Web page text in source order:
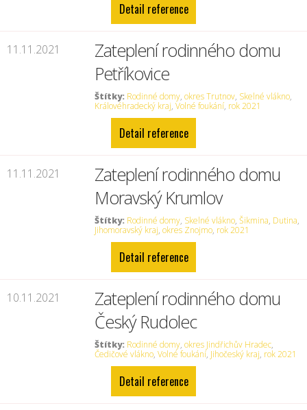
Detail reference
11.11.2021
Zateplení rodinného domu
Petříkovice
Štítky: Rodinné domy,okres Trutnov, Skelné vlákno,
Královéhradecký kraj,Volné foukání, rok 2021
Detail reference
11.11.2021
Zateplení rodinného domu
Moravský Krumlov
Štítky: Rodinné domy, Skelné vlákno,Šikmina, Dutina,
Jihomoravský kraj,okres Znojmo, rok 2021
Detail reference
10.11.2021
Zateplení rodinného domu
Český Rudolec
Štítky: Rodinné domy,okres Jindřichův Hradec,
Čedičové vlákno,Volné foukání, Jihočeský kraj, rok 2021
Detail reference